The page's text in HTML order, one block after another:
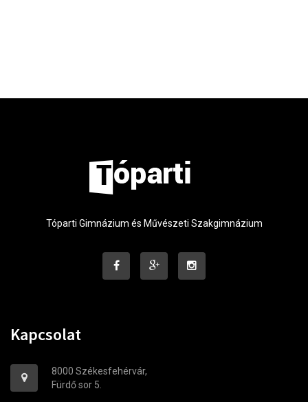
Tóparti Gimnázium és Művészeti Szakgimnázium
Kapcsolat
8000 Székesfehérvár,
Fürdő sor 5.